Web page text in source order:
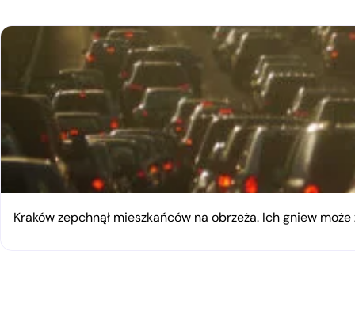
Kraków zepchnął mieszkańców na obrzeża. Ich gniew